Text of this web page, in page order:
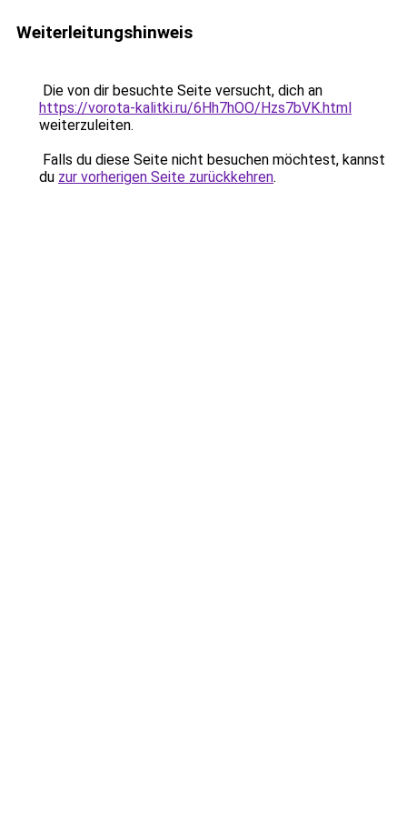
Weiterleitungshinweis
Die von dir besuchte Seite versucht, dich an
https://vorota-kalitki.ru/6Hh7hOO/Hzs7bVK.html
weiterzuleiten.
Falls du diese Seite nicht besuchen möchtest, kannst
du zur vorherigen Seite zurückkehren.